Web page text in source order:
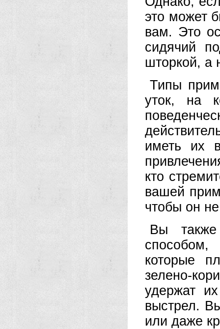
это может
вам. Это
сидячий
шторкой, а
Типы
уток, на
иметь их
кто
вашей
чтобы он
Вы также
которые
зелено-
удержат
выстрел.
или даже